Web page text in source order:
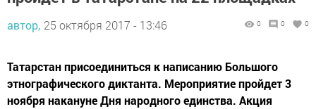
автор, 25 октября 2017 - 13:46 0 0 0
Татарстан присоединиться к написанию Большого
этнографического диктанта. Мероприятие пройдет 3
ноября накануне Дня народного единства. Акция